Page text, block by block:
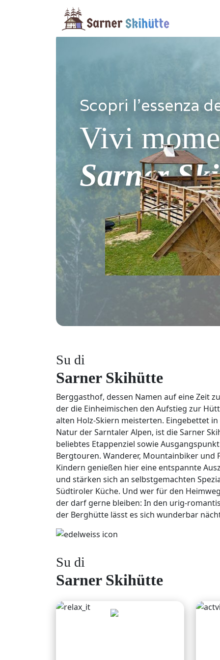
Scopri l'essenza
Vivi
Sarner
Su di
Sarner Skihütte
Berggasthof, dessen Namen auf eine Zeit
der die Einheimischen den Aufstieg zur
alten Holz-Skiern meisterten. Eingebettet
Natur der Sarntaler Alpen, ist die Sarner
beliebtes Etappenziel sowie
Bergtouren. Wanderer, Mountainbiker und
Kindern genießen hier eine entspannte
und stärken sich an selbstgemachten
Südtiroler Küche. Und wer für den
der darf gerne bleiben: In den urig-
der Berghütte lässt es sich wunderbar
Su di
Sarner Skihütte